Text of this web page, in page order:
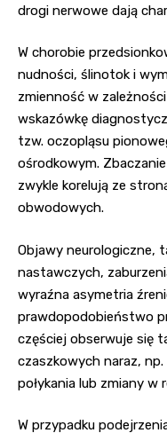
drogi nerwowe dają
W chorobie
nudności, ślinotok i
zmienność w
wskazówkę
tzw. oczopląsu
ośrodkowym.
zwykle korelują ze
obwodowych.
Objawy neurologiczne,
nastawczych,
wyraźna asymetria
prawdopodobieństwo
częściej obserwuje się
czaszkowych naraz,
połykania lub zmiany w
W przypadku